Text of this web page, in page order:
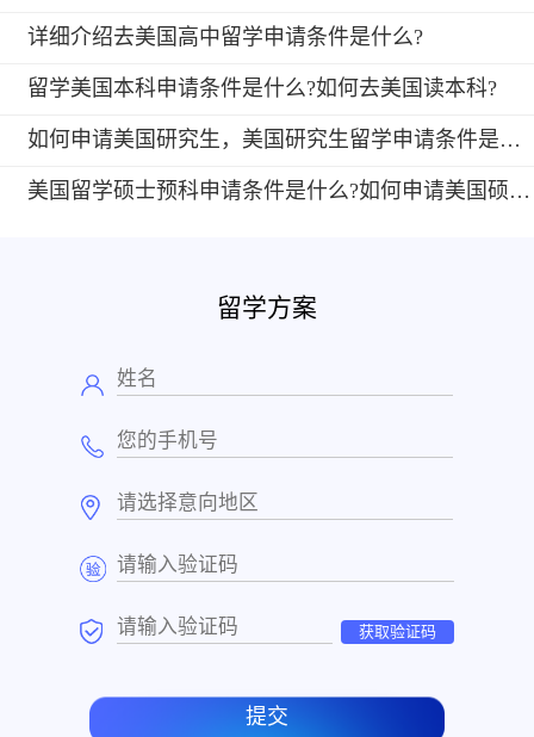
详细介绍去美国高中留学申请条件是什么?
留学美国本科申请条件是什么?如何去美国读本科?
如何申请美国研究生，美国研究生留学申请条件是什么?
美国留学硕士预科申请条件是什么?如何申请美国硕士预科?
留学方案
获取验证码
提交